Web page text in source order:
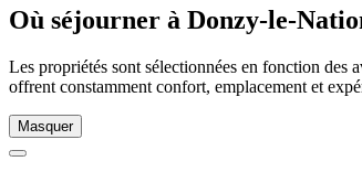
Où séjourner à Donzy-le-
Les propriétés sont sélectionnées en fonction
offrent constamment confort, emplacement et
Masquer